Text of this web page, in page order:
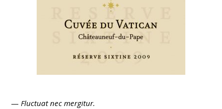
—Fluctuat nec mergitur.